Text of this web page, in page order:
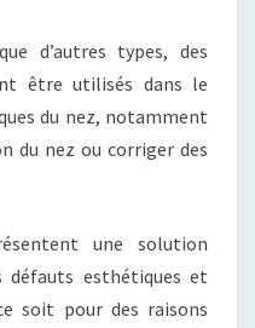
d’autres types, des
être utilisés dans le
du nez, notamment
du nez ou corriger des
une solution
défauts esthétiques et
soit pour des raisons